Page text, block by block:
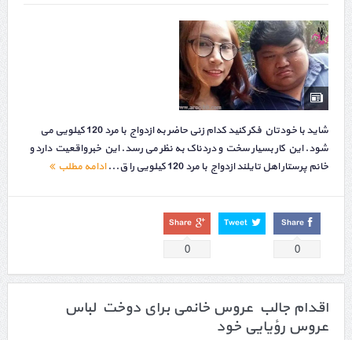
شاید با خودتان فکر کنید کدام زنی حاضر به ازدواج با مرد 120 کیلویی می
شود. این کار بسیار سخت و دردناک به نظر می رسد. این خبر واقعیت دارد و
خانم پرستار اهل تایلند ازدواج با مرد 120 کیلویی را ق...
ادامه مطلب
Share
0
Tweet
Share
0
اقدام جالب عروس خانمی برای دوخت لباس
عروس رؤیایی خود